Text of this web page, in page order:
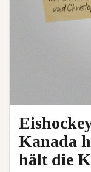
Kanada
hält die